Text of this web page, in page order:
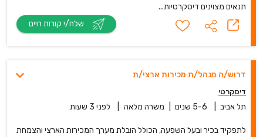
תנאים מצוינים דיסקרטיות...
דרוש/ה מנהל/ת מכירות ארצי/ת
דיסקרטי
תל אביב 5-6 שנים משרה מלאה לפני 3 שעות
לתפקיד בכיר ובעל השפעה, הכולל הובלת מערך המכירות הארצי והצמחת